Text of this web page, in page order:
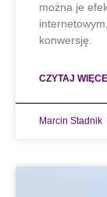
można je
konwersję.
CZYTAJ
Marcin Stadnik